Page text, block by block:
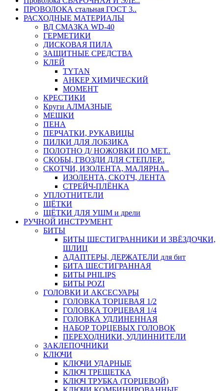
ПРОВОЛОКА стальная ГОСТ 3..
РАСХОДНЫЕ МАТЕРИАЛЫ
ВД СМАЗКА WD-40
ГЕРМЕТИКИ
ДИСКОВАЯ ПИЛА
ЗАЩИТНЫЕ СРЕДСТВА
КЛЕЙ
TYTAN
АНКЕР ХИМИЧЕСКИЙ
МОМЕНТ
КРЕСТИКИ
Круги АЛМАЗНЫЕ
МЕШКИ
ПЕНА
ПЕРЧАТКИ, РУКАВИЦЫ
ПИЛКИ ДЛЯ ЛОБЗИКА
ПОЛОТНО Д/ НОЖОВКИ ПО МЕТ..
СКОБЫ, ГВОЗДИ ДЛЯ СТЕПЛЕР..
СКОТЧИ, ИЗОЛЕНТА, МАЛЯРНА..
ИЗОЛЕНТА, СКОТЧ, ЛЕНТА
СТРЕЙЧ-ПЛЁНКА
УПЛОТНИТЕЛИ
ЩЁТКИ
ЩЁТКИ ДЛЯ УШМ и дрели
РУЧНОЙ ИНСТРУМЕНТ
БИТЫ
БИТЫ ШЕСТИГРАННИКИ И ЗВЁЗДОЧКИ,
ШЛИЦ
АДАПТЕРЫ, ДЕРЖАТЕЛИ для бит
БИТА ШЕСТИГРАННАЯ
БИТЫ PHILIPS
БИТЫ POZI
ГОЛОВКИ И АКСЕСУАРЫ
ГОЛОВКА ТОРЦЕВАЯ 1/2
ГОЛОВКА ТОРЦЕВАЯ 1/4
ГОЛОВКА УДЛИНЕННАЯ
НАБОР ТОРЦЕВЫХ ГОЛОВОК
ПЕРЕХОДНИКИ, УДЛИННИТЕЛИ
ЗАКЛЕПОЧНИКИ
КЛЮЧИ
КЛЮЧИ УДАРНЫЕ
КЛЮЧ ТРЕЩЕТКА
КЛЮЧ ТРУБКА (ТОРЦЕВОЙ)